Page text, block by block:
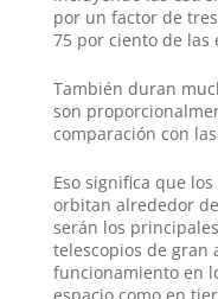
por un factor de
75 por ciento de las
También duran
son
comparación con
Eso significa que
orbitan alrededor
serán los
telescopios de gran
funcionamiento en
espacio como en